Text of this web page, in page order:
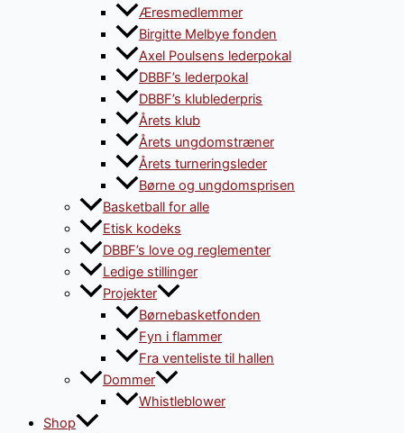
Æresmedlemmer
Birgitte Melbye fonden
Axel Poulsens lederpokal
DBBF’s lederpokal
DBBF’s klublederpris
Årets klub
Årets ungdomstræner
Årets turneringsleder
Børne og ungdomsprisen
Basketball for alle
Etisk kodeks
DBBF’s love og reglementer
Ledige stillinger
Projekter
Børnebasketfonden
Fyn i flammer
Fra venteliste til hallen
Dommer
Whistleblower
Shop